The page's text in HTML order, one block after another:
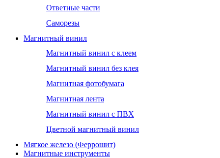
Ответные части
Саморезы
Магнитный винил
Магнитный винил с клеем
Магнитный винил без клея
Магнитная фотобумага
Магнитная лента
Магнитный винил с ПВХ
Цветной магнитный винил
Мягкое железо (Феррошит)
Магнитные инструменты